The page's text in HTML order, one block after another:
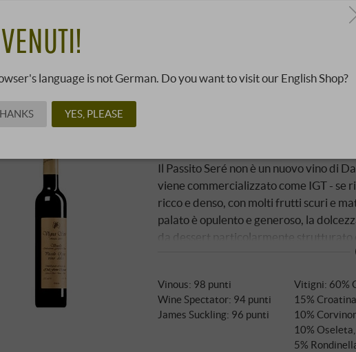
“Vigna Seré" Passito Rosso
Il Passito Seré non è un nuovo vino di
viene commercializzato come IGT - se
ricco e denso, con molti frutti scuri e
palato è opulento e generoso, la
da dessert particolarmente strutturato
Vinous: 98 punti
Wine Spectator: 94 punti
James Suckling: 96 punti
Vitigni: 60%
15% Croatina,
10%
10% Oseleta,
5%
language is not German. Do you want to visit our English Shop?
YES, PLEASE